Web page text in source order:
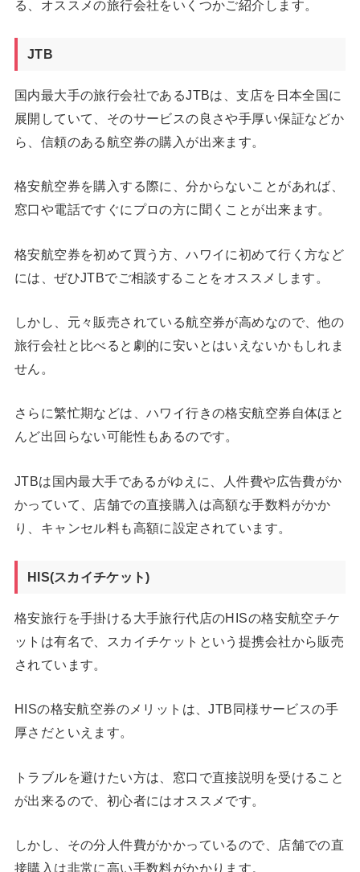
る、オススメの旅行会社をいくつかご紹介します。
JTB
国内最大手の旅行会社であるJTBは、支店を日本全国に
展開していて、そのサービスの良さや手厚い保証などか
ら、信頼のある航空券の購入が出来ます。
格安航空券を購入する際に、分からないことがあれば、
窓口や電話ですぐにプロの方に聞くことが出来ます。
格安航空券を初めて買う方、ハワイに初めて行く方など
には、ぜひJTBでご相談することをオススメします。
しかし、元々販売されている航空券が高めなので、他の
旅行会社と比べると劇的に安いとはいえないかもしれま
せん。
さらに繁忙期などは、ハワイ行きの格安航空券自体ほと
んど出回らない可能性もあるのです。
JTBは国内最大手であるがゆえに、人件費や広告費がか
かっていて、店舗での直接購入は高額な手数料がかか
り、キャンセル料も高額に設定されています。
HIS(スカイチケット)
格安旅行を手掛ける大手旅行代店のHISの格安航空チケ
ットは有名で、スカイチケットという提携会社から販売
されています。
HISの格安航空券のメリットは、JTB同様サービスの手
厚さだといえます。
トラブルを避けたい方は、窓口で直接説明を受けること
が出来るので、初心者にはオススメです。
しかし、その分人件費がかかっているので、店舗での直
接購入は非常に高い手数料がかかります。